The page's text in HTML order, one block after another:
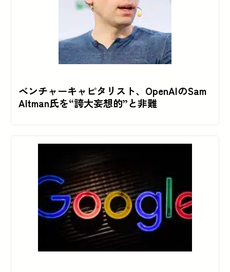
ベンチャーキャピタリスト、OpenAIのSam
Altman氏を“誇大妄想的”と非難